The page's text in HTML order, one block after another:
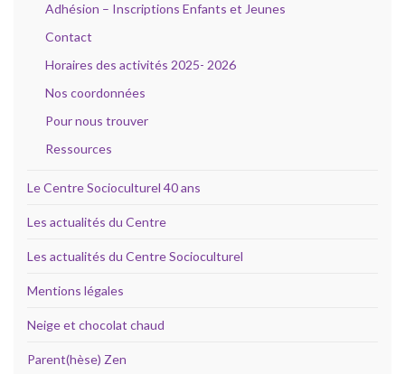
Adhésion – Inscriptions Enfants et Jeunes
Contact
Horaires des activités 2025- 2026
Nos coordonnées
Pour nous trouver
Ressources
Le Centre Socioculturel 40 ans
Les actualités du Centre
Les actualités du Centre Socioculturel
Mentions légales
Neige et chocolat chaud
Parent(hèse) Zen